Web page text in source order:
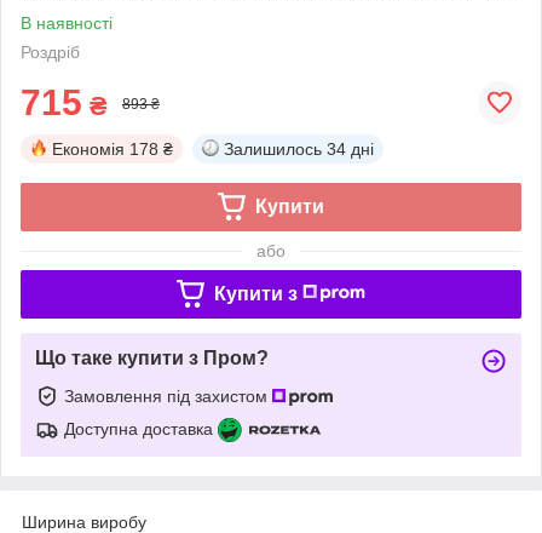
В наявності
Роздріб
715 ₴ 893 ₴
Економія 178 ₴ Залишилось 34 дні
Купити
або
Купити з
Що таке купити з Пром?
Замовлення під захистом
Доступна доставка
Ширина виробу